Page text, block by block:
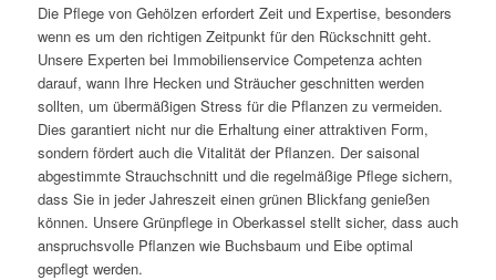
Die Pflege von Gehölzen erfordert Zeit und Expertise, besonders
wenn es um den richtigen Zeitpunkt für den Rückschnitt geht.
Unsere Experten bei Immobilienservice Competenza achten
darauf, wann Ihre Hecken und Sträucher geschnitten werden
sollten, um übermäßigen Stress für die Pflanzen zu vermeiden.
Dies garantiert nicht nur die Erhaltung einer attraktiven Form,
sondern fördert auch die Vitalität der Pflanzen. Der saisonal
abgestimmte Strauchschnitt und die regelmäßige Pflege sichern,
dass Sie in jeder Jahreszeit einen grünen Blickfang genießen
können. Unsere Grünpflege in Oberkassel stellt sicher, dass auch
anspruchsvolle Pflanzen wie Buchsbaum und Eibe optimal
gepflegt werden.